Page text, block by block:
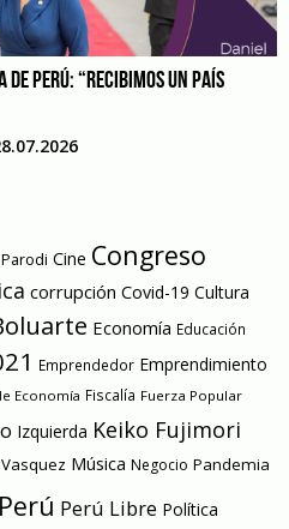
DE PERÚ: “RECIBIMOS UN PAÍS
Cine Congreso
corrupción Covid-19 Cultura
Economía Educación
Emprendedor Emprendimiento
Economía Fiscalía Fuerza Popular
Izquierda Keiko Fujimori
Música Negocio Pandemia
Perú Perú Libre Política